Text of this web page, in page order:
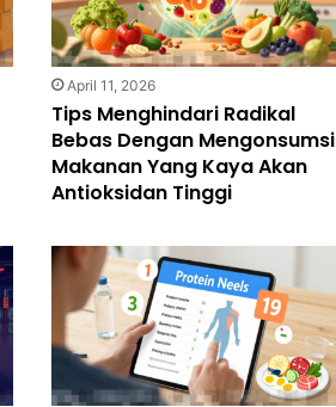
April 11, 2026
Tips Menghindari Radikal
Bebas Dengan Mengonsumsi
Makanan Yang Kaya Akan
Antioksidan Tinggi